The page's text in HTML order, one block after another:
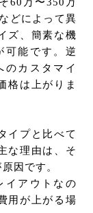
60万〜350万
どによって異
ズ、簡素な機
可能です。逆
のカスタマイ
格は上がりま
イプと比べて
な理由は、そ
因です。
イアウトなの
用が上がる場